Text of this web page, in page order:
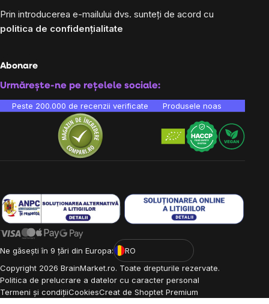
Prin introducerea e-mailului dvs. sunteți de acord cu
politica de confidențialitate
Abonare
Urmărește-ne pe rețelele sociale:
Peste 200.000 de recenzii verificate Produsele noastre sunt
Ne găsești în 9 țări din Europa:
RO
Copyright 2026 BrainMarket.ro. Toate drepturile rezervate.
Politica de prelucrare a datelor cu caracter personal
Termeni și condițiiCookiesCreat de Shoptet Premium